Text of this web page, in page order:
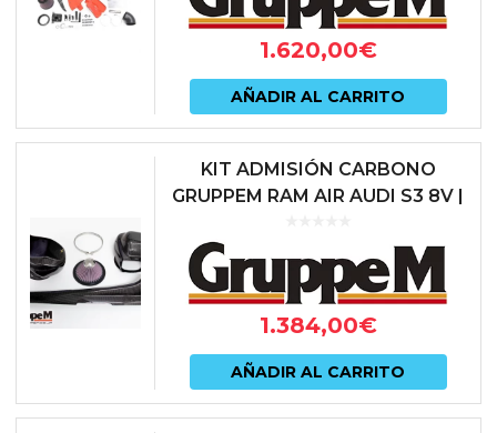
1.620,00€
AÑADIR AL CARRITO
KIT ADMISIÓN CARBONO
GRUPPEM RAM AIR AUDI S3 8V |
CUPRA | SKODA OCTAVIA 5E
vRS | V...
1.384,00€
AÑADIR AL CARRITO